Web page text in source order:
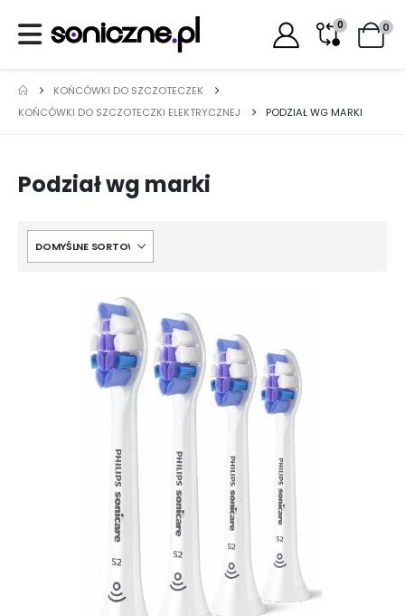
0 0
KOŃCÓWKI DO SZCZOTECZEK
KOŃCÓWKI DO SZCZOTECZKI ELEKTRYCZNEJ
PODZIAŁ WG MARKI
Podział wg marki